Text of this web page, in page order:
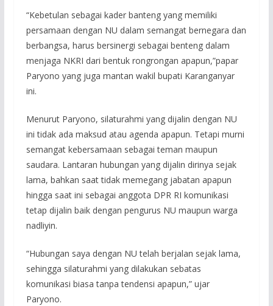
“Kebetulan sebagai kader banteng yang memiliki
persamaan dengan NU dalam semangat bernegara dan
berbangsa, harus bersinergi sebagai benteng dalam
menjaga NKRI dari bentuk rongrongan apapun,”papar
Paryono yang juga mantan wakil bupati Karanganyar
ini.
Menurut Paryono, silaturahmi yang dijalin dengan NU
ini tidak ada maksud atau agenda apapun. Tetapi murni
semangat kebersamaan sebagai teman maupun
saudara. Lantaran hubungan yang dijalin dirinya sejak
lama, bahkan saat tidak memegang jabatan apapun
hingga saat ini sebagai anggota DPR RI komunikasi
tetap dijalin baik dengan pengurus NU maupun warga
nadliyin.
“Hubungan saya dengan NU telah berjalan sejak lama,
sehingga silaturahmi yang dilakukan sebatas
komunikasi biasa tanpa tendensi apapun,” ujar
Paryono.